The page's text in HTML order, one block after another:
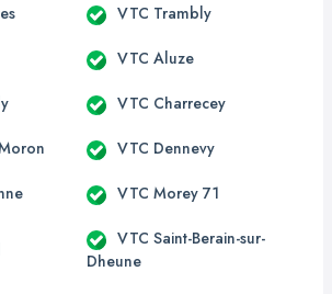
VTC Trambly
VTC Aluze
VTC Charrecey
VTC Dennevy
VTC Morey 71
VTC Saint-Berain-sur-
Dheune